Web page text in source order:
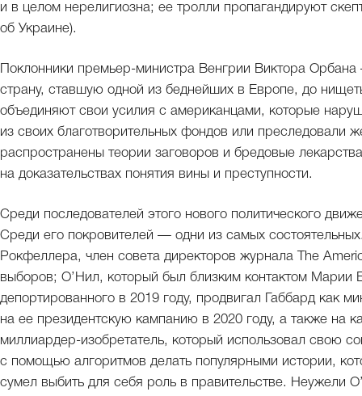
и в целом нерелигиозна; ее тролли пропагандируют
об Украине).
Поклонники премьер-министра Венгрии Виктора
страну, ставшую одной из беднейших в Европе, до
объединяют свои усилия с американцами, которые
из своих благотворительных фондов или
распространены теории заговоров и бредовые
на доказательствах понятия вины и преступности.
Среди последователей этого нового политического
Среди его покровителей — одни из самых
Рокфеллера, член совета директоров журнала The
выборов; О’Нил, который был близким контактом Марии
депортированного в 2019 году, продвигал Габбард как
на ее президентскую кампанию в 2020 году, а также на
миллиардер-изобретатель, который использовал свою
с помощью алгоритмов делать популярными истории,
сумел выбить для себя роль в правительстве. Неужели